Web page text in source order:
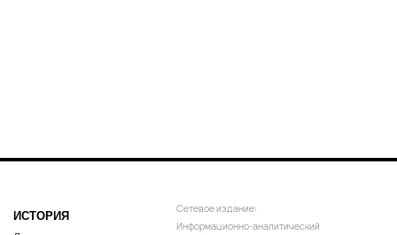
ИСТОРИЯ
Сетевое издание:
Информационно-аналитический